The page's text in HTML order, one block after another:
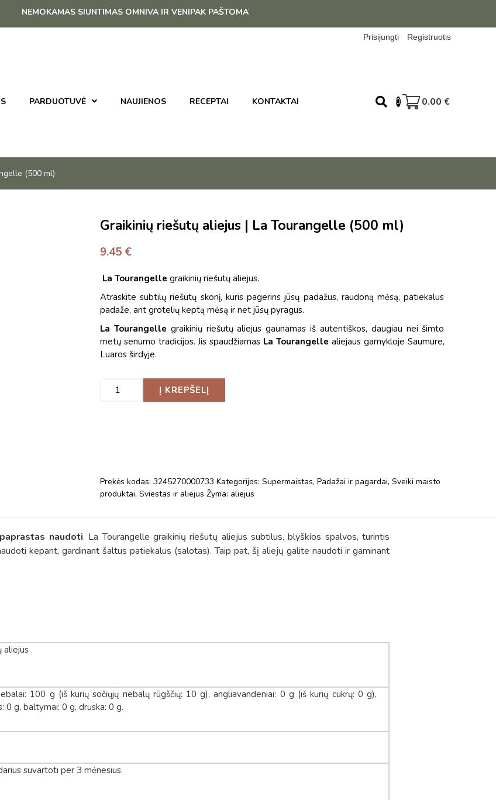
NEMOKAMAS SIUNTIMAS OMNIVA IR VENIPAK PAŠTOMATU NUO 39 EUR!
Prisijungti Registruotis
PARDUOTUVĖ NAUJIENOS RECEPTAI KONTAKTAI 0 0.00 €
(500 ml)
Graikinių riešutų aliejus | La Tourangelle (500 ml)
9.45 €
La Tourangelle graikinių riešutų aliejus.
Atraskite subtilų riešutų skonį, kuris pagerins jūsų padažus, raudoną mėsą, patiekalus
padaže, ant grotelių keptą mėsą ir net jūsų pyragus.
La Tourangelle graikinių riešutų aliejus gaunamas iš autentiškos, daugiau nei šimto
metų senumo tradicijos. Jis spaudžiamas La Tourangelle aliejaus gamykloje Saumure,
Luaros širdyje.
Į KREPŠELĮ
Prekės kodas: 3245270000733 Kategorijos: Supermaistas, Padažai ir pagardai, Sveiki maisto
produktai, Sviestas ir aliejus Žyma: aliejus
naudoti. La Tourangelle graikinių riešutų aliejus subtilus, blyškios spalvos, turintis
kepant, gardinant šaltus patiekalus (salotas). Taip pat, šį aliejų galite naudoti ir gaminant
aliejus
100 g (iš kurių sočiųjų riebalų rūgščių: 10 g), angliavandeniai: 0 g (iš kurių cukrų: 0 g),
0 g, baltymai: 0 g, druska: 0 g.
suvartoti per 3 mėnesius.